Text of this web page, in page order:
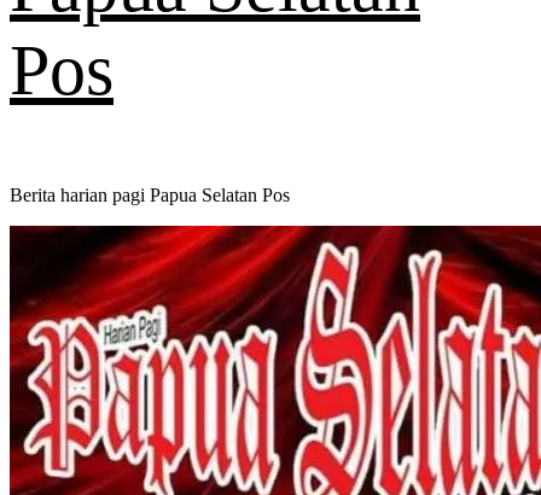
Pos
Berita harian pagi Papua Selatan Pos
Primary